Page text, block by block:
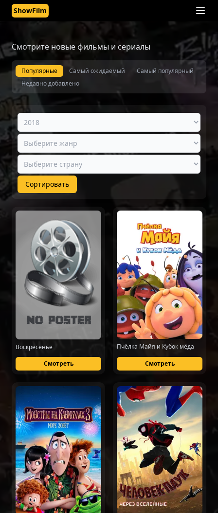
ShowFilm
Смотрите новые фильмы и сериалы
Популярные Самый ожидаемый
Самый популярный
Недавно добавлено
Сортировать
Воскресенье
Смотреть
Пчёлка Майя и Кубок мёда
Смотреть